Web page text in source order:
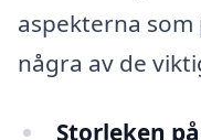
aspekterna
några av de
Storleken